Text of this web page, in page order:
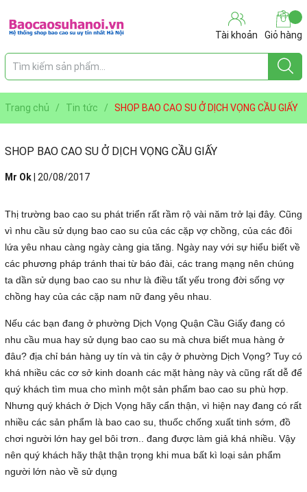
Tài khoản Giỏ hàng
Trang chủ / Tin tức / SHOP BAO CAO SU Ở DỊCH VỌNG CẦU GIẤY
SHOP BAO CAO SU Ở DỊCH VỌNG CẦU GIẤY
Mr Ok 20/08/2017
Thị trường bao cao su phát triển rất rầm rộ vài năm trở lại đây. Cũng
vì nhu cầu sử dụng bao cao su của các cặp vợ chồng, của các đôi
lứa yêu nhau càng ngày càng gia tăng. Ngày nay với sự hiểu biết về
các phương pháp tránh thai từ báo đài, các trang mạng nên chúng
ta dần sử dụng bao cao su như là điều tất yếu trong đời sống vợ
chồng hay của các cặp nam nữ đang yêu nhau.
Nếu các bạn đang ở phường Dịch Vọng Quận Cầu Giấy đang có
nhu cầu mua hay sử dụng bao cao su mà chưa biết mua hàng ở
đâu? địa chỉ bán hàng uy tín và tin cậy ở phường Dịch Vọng? Tuy có
khá nhiều các cơ sở kinh doanh các mặt hàng này và cũng rất dễ để
quý khách tìm mua cho mình một sản phẩm bao cao su phù hợp.
Nhưng quý khách ở Dịch Vọng hãy cẩn thận, vì hiện nay đang có rất
nhiều các sản phẩm là bao cao su, thuốc chống xuất tinh sớm, đồ
chơi người lớn hay gel bôi trơn.. đang được làm giả khá nhiều. Vậy
nên quý khách hãy thật thận trọng khi mua bất kì loại sản phẩm
người lớn nào về sử dụng